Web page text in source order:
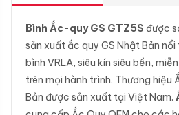
Bình Ắc-quy GS GTZ5S được
sản xuất ắc quy GS Nhật Bản
bình VRLA, siêu kín siêu bền,
trên mọi hành trình. Thương hiệu
Bản được sản xuất tại Việt Nam.